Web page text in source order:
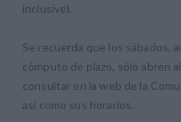
inclusive).
Se recuerda que los sábados,
cómputo de plazo, sólo abren
consultar en la web de la
así como sus horarios.